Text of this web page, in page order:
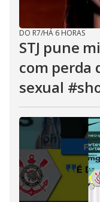
DO R7/HÁ 6 HORAS
STJ pune
com perda
sexual